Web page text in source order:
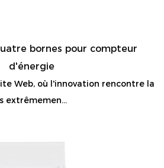
bornes pour compteur
d'énergie
Web, où l'innovation rencontre la
extrêmemen...